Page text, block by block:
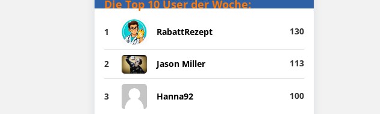
Die Top 10 User der Woche:
1 RabattRezept 130
2 Jason Miller 113
3 Hanna92 100